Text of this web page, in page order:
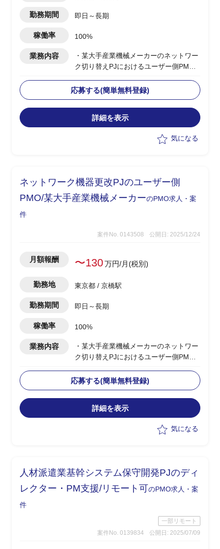
勤務期間 即日～長期
稼働率 100%
業務内容
・某大手産業機械メーカーのネットワー
ク切り替えPJにおけるユーザー側PMO
・工場（プラント）やゼネコン、海外IT
部門との調整対応を実施
・海外IT部門とのコミュニケーション対
応として英語でのやり取りを想定
応募する(簡単無料登録)
詳細を表示
気になる
ネットワーク機器更改PJのユーザー側
PMO/某大手産業機械メーカーのPMO求人・案
件
案件No. 0143508 公開日: 2025/12/24
月額報酬 〜130万円/月(税別)
勤務地 東京都 / 京橋駅
勤務期間 即日～長期
稼働率 100%
業務内容
・某大手産業機械メーカーのネットワー
ク切り替えPJにおけるユーザー側PMO
・既存機器の更改に伴い、各拠点のネッ
トワーク切り替えを推進
・一部機器の確認や現場作業など技術的
な支援業務を担当
応募する(簡単無料登録)
詳細を表示
気になる
人材派遣業基幹システム保守開発PJのディ
レクター・PM支援/リモート可のPMO求人・案
件
一部リモート
案件No. 0139834
公開日: 2025/07/09